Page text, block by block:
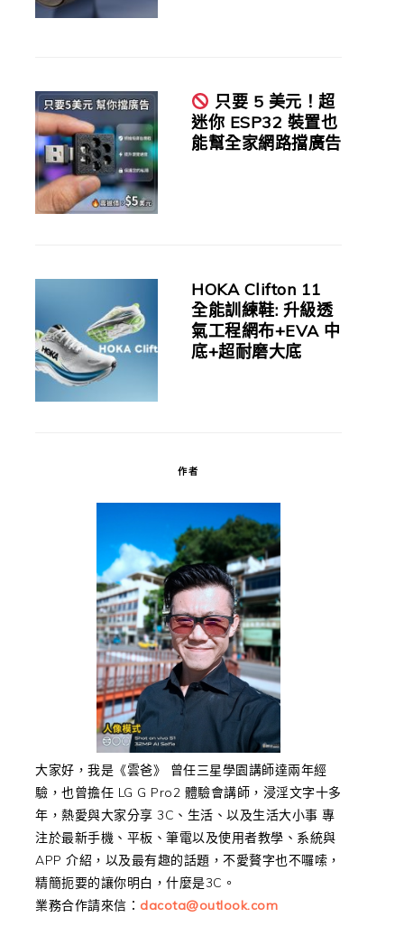
只要 5 美元！超
迷你 ESP32 裝置也
能幫全家網路擋廣告
HOKA Clifton 11
全能訓練鞋: 升級透
氣工程網布+EVA 中
底+超耐磨大底
作者
大家好，我是《雲爸》 曾任三星學園講師達兩年經
驗，也曾擔任 LG G Pro2 體驗會講師，浸淫文字十多
年，熱愛與大家分享 3C、生活、以及生活大小事 專
注於最新手機、平板、筆電以及使用者教學、系統與
APP 介紹，以及最有趣的話題，不愛贅字也不囉嗦，
精簡扼要的讓你明白，什麼是3C。
業務合作請來信： dacota@outlook.com